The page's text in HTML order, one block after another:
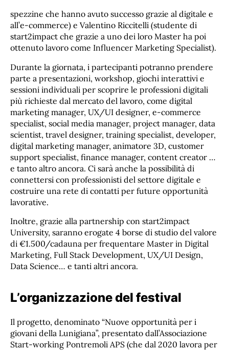
spezzine che hanno avuto successo grazie al digitale e
all’e-commerce) e Valentino Riccitelli (studente di
start2impact che grazie a uno dei loro Master ha poi
ottenuto lavoro come Influencer Marketing Specialist).
Durante la giornata, i partecipanti potranno prendere
parte a presentazioni, workshop, giochi interattivi e
sessioni individuali per scoprire le professioni digitali
più richieste dal mercato del lavoro, come digital
marketing manager, UX/UI designer, e-commerce
specialist, social media manager, project manager, data
scientist, travel designer, training specialist, developer,
digital marketing manager, animatore 3D, customer
support specialist, finance manager, content creator …
e tanto altro ancora. Ci sarà anche la possibilità di
connettersi con professionisti del settore digitale e
costruire una rete di contatti per future opportunità
lavorative.
Inoltre, grazie alla partnership con start2impact
University, saranno erogate 4 borse di studio del valore
di €1.500/cadauna per frequentare Master in Digital
Marketing, Full Stack Development, UX/UI Design,
Data Science… e tanti altri ancora.
L’organizzazione del festival
Il progetto, denominato “Nuove opportunità per i
giovani della Lunigiana”, presentato dall’Associazione
Start-working Pontremoli APS (che dal 2020 lavora per